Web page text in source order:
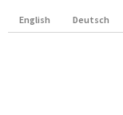
English Deutsch